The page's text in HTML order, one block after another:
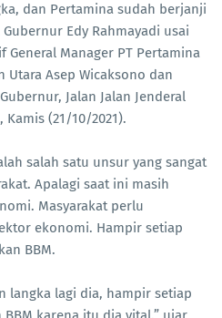
dan Pertamina sudah berjanji
Edy Rahmayadi usai
Manager PT Pertamina
Utara Asep Wicaksono dan
Jalan Jalan Jenderal
(21/10/2021).
salah satu unsur yang sangat
Apalagi saat ini masih
Masyarakat perlu
ekonomi. Hampir setiap
BBM.
langka lagi dia, hampir setiap